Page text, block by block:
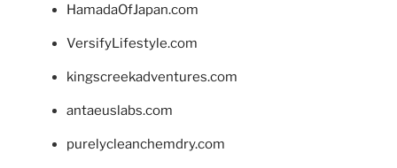
HamadaOfJapan.com
VersifyLifestyle.com
kingscreekadventures.com
antaeuslabs.com
purelycleanchemdry.com